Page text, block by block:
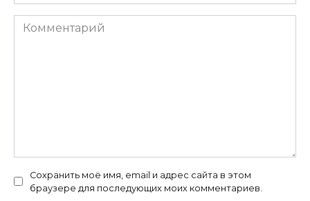
Комментарий
Сохранить моё имя, email и адрес сайта в этом
браузере для последующих моих комментариев.